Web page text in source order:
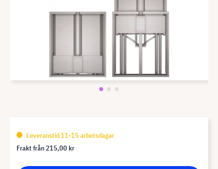
Leveranstid 11-15 arbetsdagar
Frakt från215,00 kr